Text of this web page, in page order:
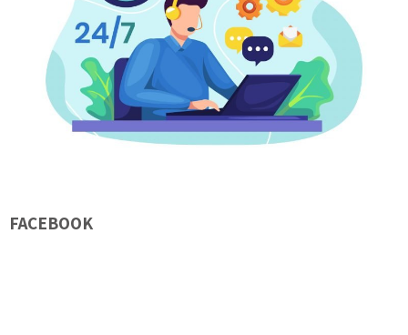
FACEBOOK